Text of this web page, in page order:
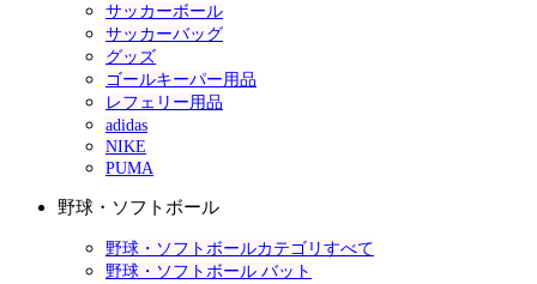
サッカーボール
サッカーバッグ
グッズ
ゴールキーパー用品
レフェリー用品
adidas
NIKE
PUMA
野球・ソフトボール
野球・ソフトボールカテゴリすべて
野球・ソフトボール バット